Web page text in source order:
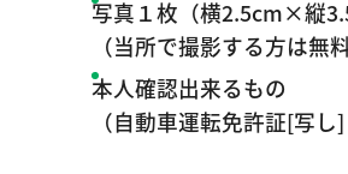
写真１枚（横2.5cm×縦
（当所で撮影する方は無
本人確認出来るもの
（自動車運転免許証[写